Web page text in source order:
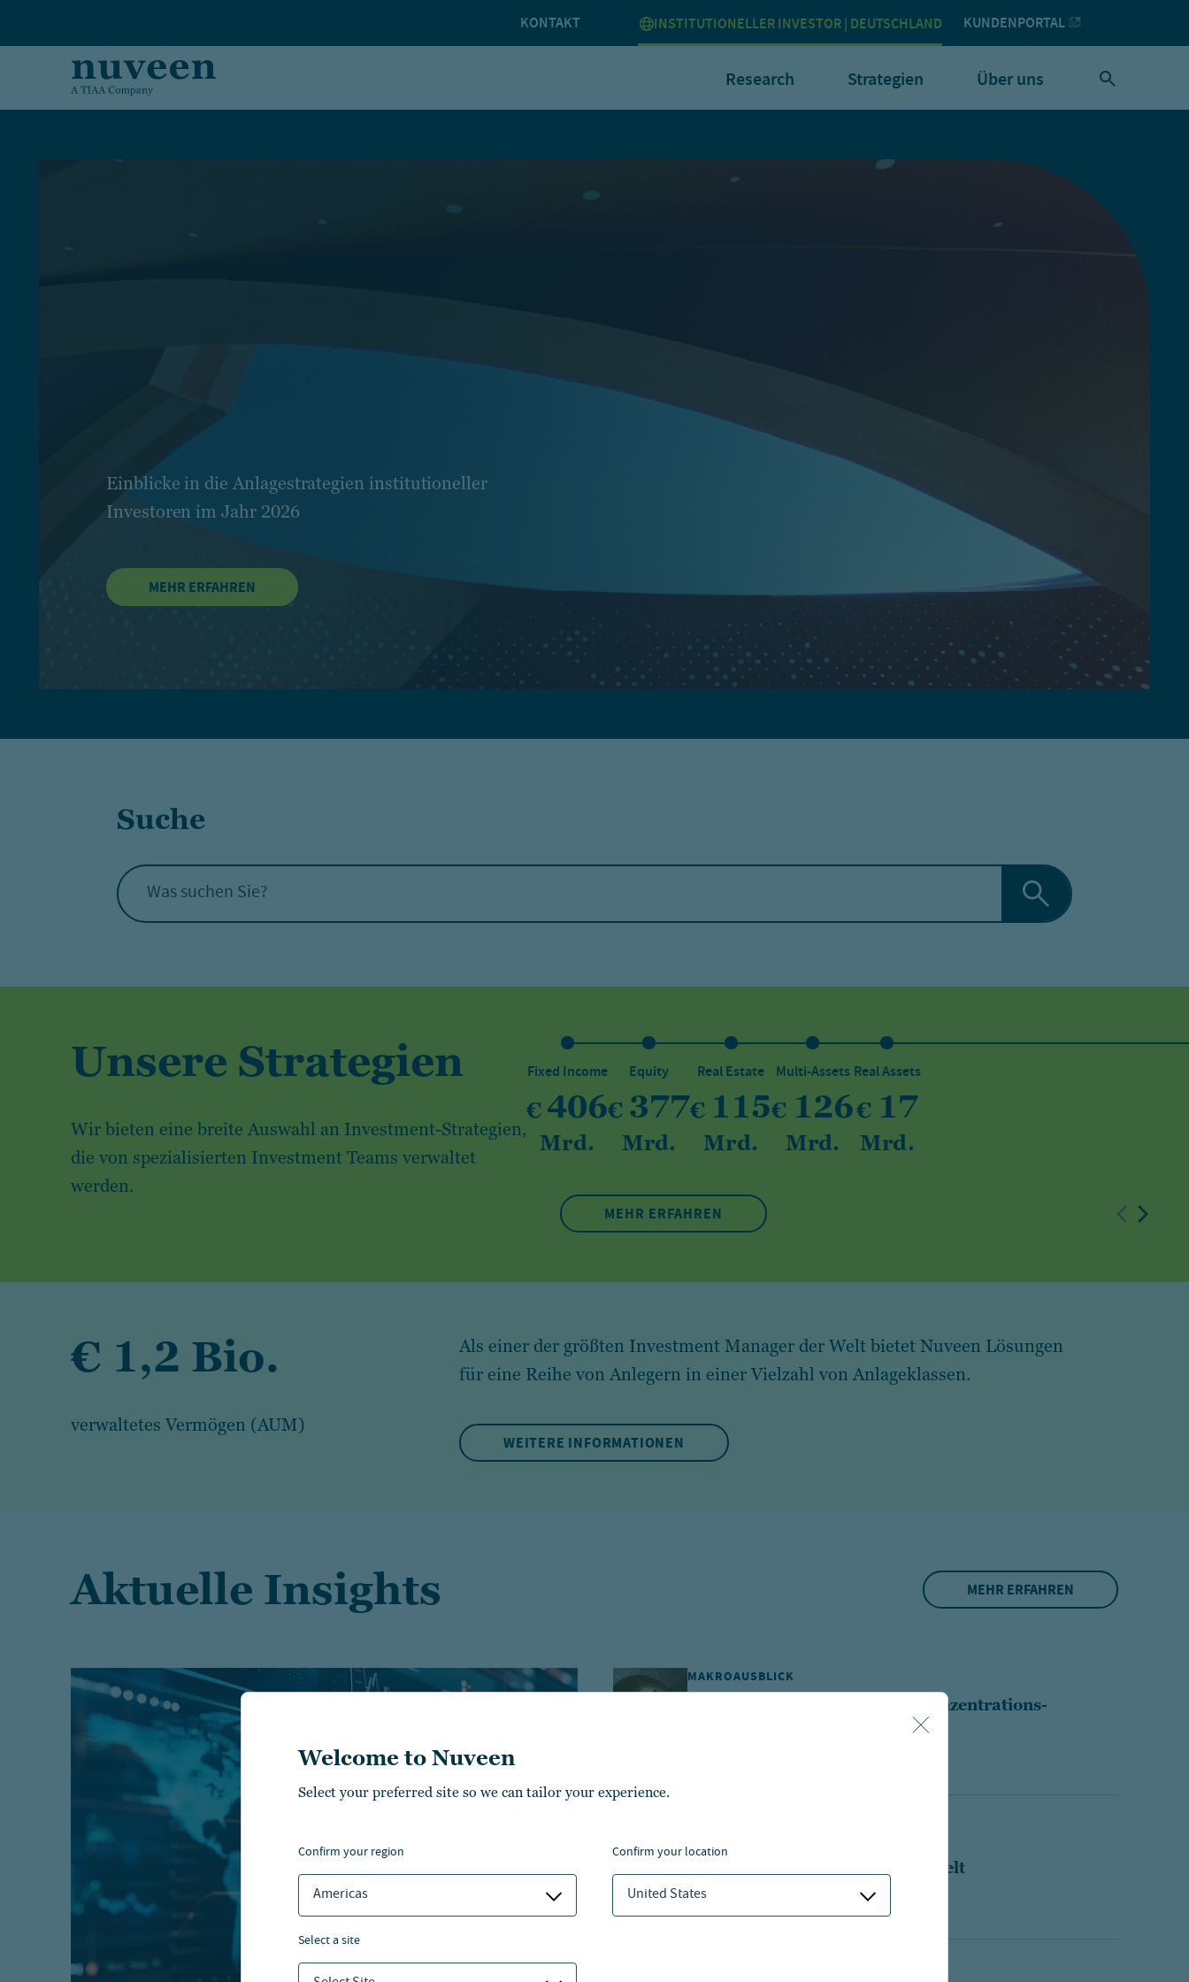
KONTAKT INSTITUTIONELLER INVESTOR | DEUTSCHLAND KUNDENPORTAL
Research Strategien Über uns
Welcome to Nuveen
Select your preferred site so we can tailor your experience.
confirm your region
Americas
confirm your location
United States
select a site
Einblicke in die Anlagestrategien institutioneller
Investoren im Jahr 2026
MEHR ERFAHREN
Suche
Was suchen Sie?
Unsere Strategien
Wir bieten eine breite Auswahl an Investment-Strategien,
die von spezialisierten Investment Teams verwaltet
werden.
Fixed Income
€ 406
Mrd.
Equity
€ 377
Mrd.
Real Estate
€ 115
Mrd.
Multi-Assets
€ 126
Mrd.
Real Assets
€ 17
Mrd.
MEHR ERFAHREN
€ 1,2 Bio.
verwaltetes Vermögen (AUM)
Als einer der größten Investment Manager der Welt bietet Nuveen Lösungen
für eine Reihe von Anlegern in einer Vielzahl von Anlageklassen.
WEITERE INFORMATIONEN
Aktuelle Insights MEHR ERFAHREN
MAKROAUSBLICK
GIC Ausblick H2 2026: Das Konzentrations-
Asset-Based Finance entschlüsselt